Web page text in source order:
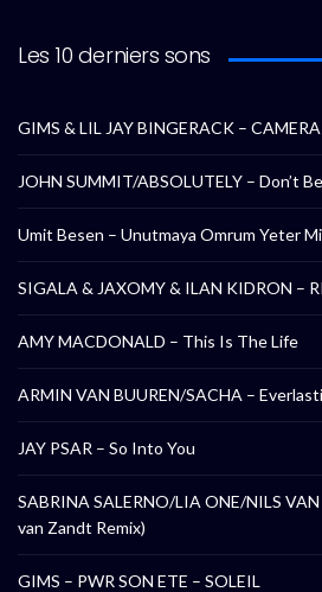
Les 10 derniers sons
GIMS & LIL JAY BINGERACK – CAMERA
JOHN SUMMIT/ABSOLUTELY – Don’t
Umit Besen – Unutmaya Omrum Yeter Mi
SIGALA & JAXOMY & ILAN KIDRON –
AMY MACDONALD – This Is The Life
ARMIN VAN BUUREN/SACHA –
JAY PSAR – So Into You
SABRINA SALERNO/LIA ONE/NILS
van Zandt Remix)
GIMS – PWR SON ETE – SOLEIL